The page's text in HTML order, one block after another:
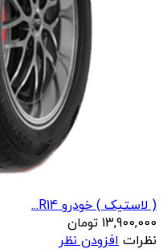
( لاستیک ) خودرو R14...
13,900,000 تومان
نظرات افزودن نظر